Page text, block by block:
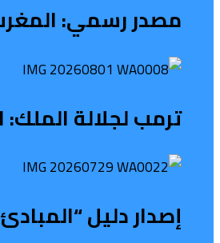
مصدر رسمي: المغرب
ترمب لجلالة
إصدار دليل